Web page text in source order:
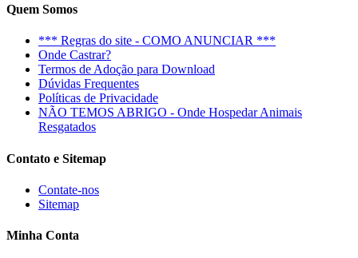
Quem Somos
*** Regras do site - COMO ANUNCIAR ***
Onde Castrar?
Termos de Adoção para Download
Dúvidas Frequentes
Políticas de Privacidade
NÃO TEMOS ABRIGO - Onde Hospedar Animais
Resgatados
Contato e Sitemap
Contate-nos
Sitemap
Minha Conta